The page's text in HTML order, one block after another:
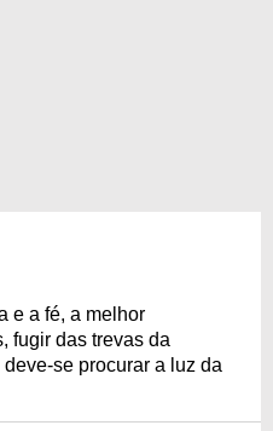
e a fé, a melhor
fugir das trevas da
se procurar a luz da